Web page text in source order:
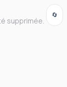
supprimée.
🔄